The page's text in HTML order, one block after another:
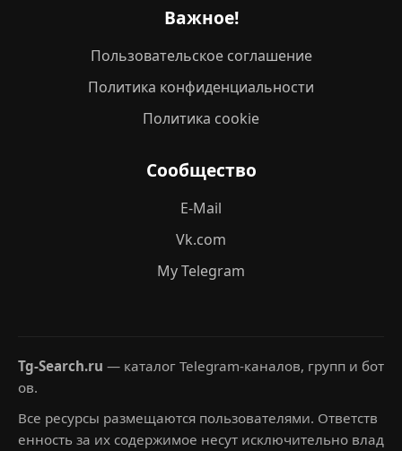
Важное!
Пользовательское соглашение
Политика конфиденциальности
Политика cookie
Сообщество
E-Mail
Vk.com
My Telegram
Tg-Search.ru — каталог Telegram-каналов, групп и бот
ов.
Все ресурсы размещаются пользователями. Ответств
енность за их содержимое несут исключительно влад